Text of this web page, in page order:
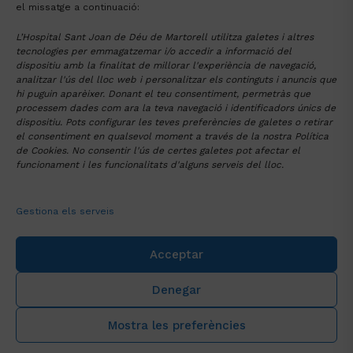
el missatge a continuació:
L’Hospital Sant Joan de Déu de Martorell utilitza galetes i altres
tecnologies per emmagatzemar i/o accedir a informació del
dispositiu amb la finalitat de millorar l'experiència de navegació,
analitzar l'ús del lloc web i personalitzar els continguts i anuncis que
hi puguin aparèixer. Donant el teu consentiment, permetràs que
processem dades com ara la teva navegació i identificadors únics de
dispositiu. Pots configurar les teves preferències de galetes o retirar
el consentiment en qualsevol moment a través de la nostra Política
de Cookies. No consentir l'ús de certes galetes pot afectar el
funcionament i les funcionalitats d'alguns serveis del lloc.
Gestiona els serveis
Acceptar
Denegar
Mostra les preferències
Tornar al llistat de Places vacants a la
FHSJDM
Alternative:
FUNDACIÓ HOSPITAL
SANT JOAN DE DÉU DE MARTORELL
Av. Mancomunitats Comarcals 1-3
Martorell (08760)
93 774 20 20